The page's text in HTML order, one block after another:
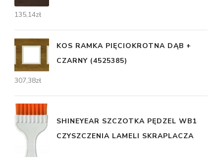
135,14zł
KOS RAMKA PIĘCIOKROTNA DĄB +
CZARNY (4525385)
307,38zł
SHINEYEAR SZCZOTKA PĘDZEL WB1
CZYSZCZENIA LAMELI SKRAPLACZA